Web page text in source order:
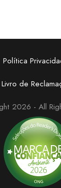
Política
Livro de
2026 - All